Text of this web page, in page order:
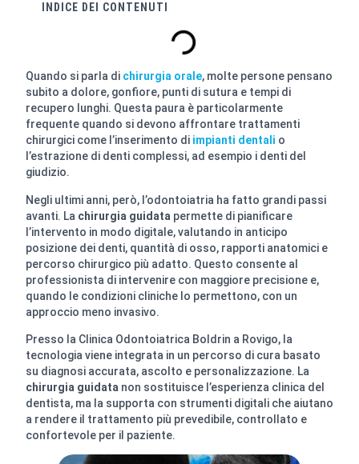
INDICE DEI CONTENUTI
Quando si parla di chirurgia orale, molte persone pensano
subito a dolore, gonfiore, punti di sutura e tempi di
recupero lunghi. Questa paura è particolarmente
frequente quando si devono affrontare trattamenti
chirurgici come l’inserimento di impianti dentali o
l’estrazione di denti complessi, ad esempio i denti del
giudizio.
Negli ultimi anni, però, l’odontoiatria ha fatto grandi passi
avanti. La chirurgia guidata permette di pianificare
l’intervento in modo digitale, valutando in anticipo
posizione dei denti, quantità di osso, rapporti anatomici e
percorso chirurgico più adatto. Questo consente al
professionista di intervenire con maggiore precisione e,
quando le condizioni cliniche lo permettono, con un
approccio meno invasivo.
Presso la Clinica Odontoiatrica Boldrin a Rovigo, la
tecnologia viene integrata in un percorso di cura basato
su diagnosi accurata, ascolto e personalizzazione. La
chirurgia guidata non sostituisce l’esperienza clinica del
dentista, ma la supporta con strumenti digitali che aiutano
a rendere il trattamento più prevedibile, controllato e
confortevole per il paziente.